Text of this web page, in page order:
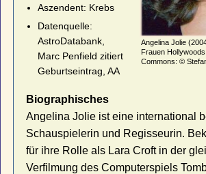
Angelina Jolie
Frauen
Commons: ©
Aszendent: Krebs
Datenquelle:
AstroDatabank,
Marc Penfield zitiert
Geburtseintrag, AA
Biographisches
Angelina Jolie ist eine international
Schauspielerin und Regisseurin.
für ihre Rolle als Lara Croft in der
Verfilmung des Computerspiels